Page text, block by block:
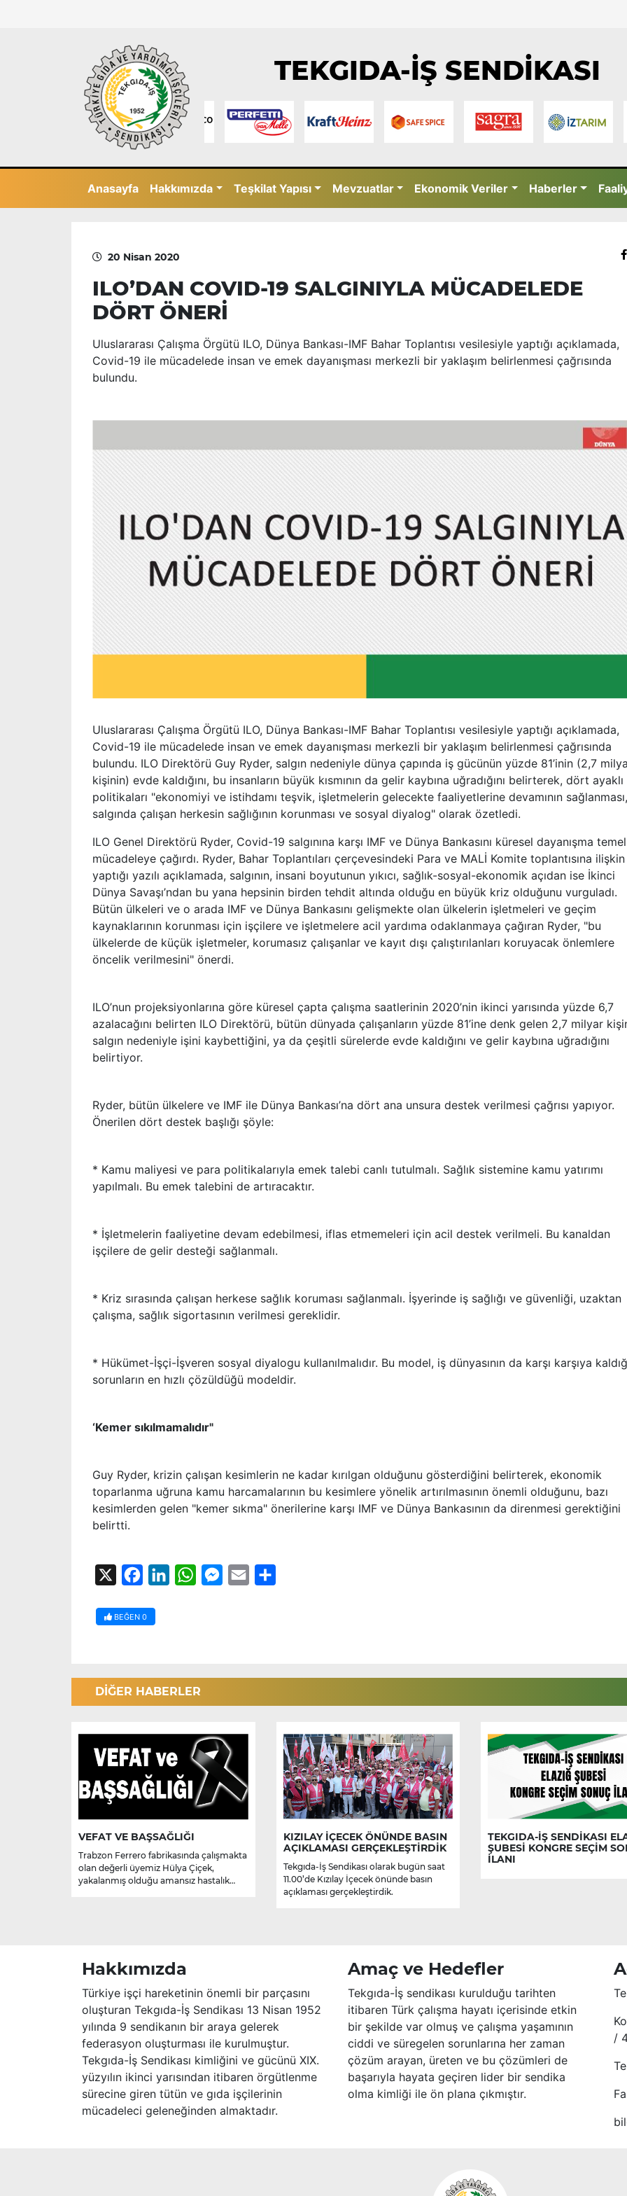
TEKGIDA-İŞ SENDİKASI
Anasayfa Hakkımızda Teşkilat Yapısı Mevzuatlar Ekonomik Veriler Haberler
20 Nisan 2020
ILO’DAN COVID-19 SALGINIYLA MÜCADELEDE
DÖRT ÖNERİ
Uluslararası Çalışma Örgütü ILO, Dünya Bankası-IMF Bahar Toplantısı vesilesiyle yaptığı açıklamada,
Covid-19 ile mücadelede insan ve emek dayanışması merkezli bir yaklaşım belirlenmesi çağrısında
bulundu.
Uluslararası Çalışma Örgütü ILO, Dünya Bankası-IMF Bahar Toplantısı vesilesiyle yaptığı açıklamada,
Covid-19 ile mücadelede insan ve emek dayanışması merkezli bir yaklaşım belirlenmesi çağrısında
bulundu. ILO Direktörü Guy Ryder, salgın nedeniyle dünya çapında iş gücünün yüzde 81’inin (2,7
kişinin) evde kaldığını, bu insanların büyük kısmının da gelir kaybına uğradığını belirterek, dört ayaklı
politikaları "ekonomiyi ve istihdamı teşvik, işletmelerin gelecekte faaliyetlerine devamının sağlanması,
salgında çalışan herkesin sağlığının korunması ve sosyal diyalog" olarak özetledi.
ILO Genel Direktörü Ryder, Covid-19 salgınına karşı IMF ve Dünya Bankasını küresel dayanışma
mücadeleye çağırdı. Ryder, Bahar Toplantıları çerçevesindeki Para ve MALİ Komite toplantısına ilişkin
yaptığı yazılı açıklamada, salgının, insani boyutunun yıkıcı, sağlık-sosyal-ekonomik açıdan ise İkinci
Dünya Savaşı’ndan bu yana hepsinin birden tehdit altında olduğu en büyük kriz olduğunu vurguladı.
Bütün ülkeleri ve o arada IMF ve Dünya Bankasını gelişmekte olan ülkelerin işletmeleri ve geçim
kaynaklarının korunması için işçilere ve işletmelere acil yardıma odaklanmaya çağıran Ryder, "bu
ülkelerde de küçük işletmeler, korumasız çalışanlar ve kayıt dışı çalıştırılanları koruyacak önlemlere
öncelik verilmesini" önerdi.
ILO’nun projeksiyonlarına göre küresel çapta çalışma saatlerinin 2020’nin ikinci yarısında yüzde 6,7
azalacağını belirten ILO Direktörü, bütün dünyada çalışanların yüzde 81’ine denk gelen 2,7 milyar
salgın nedeniyle işini kaybettiğini, ya da çeşitli sürelerde evde kaldığını ve gelir kaybına uğradığını
belirtiyor.
Ryder, bütün ülkelere ve IMF ile Dünya Bankası’na dört ana unsura destek verilmesi çağrısı yapıyor.
Önerilen dört destek başlığı şöyle:
* Kamu maliyesi ve para politikalarıyla emek talebi canlı tutulmalı. Sağlık sistemine kamu yatırımı
yapılmalı. Bu emek talebini de artıracaktır.
* İşletmelerin faaliyetine devam edebilmesi, iflas etmemeleri için acil destek verilmeli. Bu kanaldan
işçilere de gelir desteği sağlanmalı.
* Kriz sırasında çalışan herkese sağlık koruması sağlanmalı. İşyerinde iş sağlığı ve güvenliği, uzaktan
çalışma, sağlık sigortasının verilmesi gereklidir.
* Hükümet-İşçi-İşveren sosyal diyalogu kullanılmalıdır. Bu model, iş dünyasının da karşı karşıya
sorunların en hızlı çözüldüğü modeldir.
‘Kemer sıkılmamalıdır"
Guy Ryder, krizin çalışan kesimlerin ne kadar kırılgan olduğunu gösterdiğini belirterek, ekonomik
toparlanma uğruna kamu harcamalarının bu kesimlere yönelik artırılmasının önemli olduğunu, bazı
kesimlerden gelen "kemer sıkma" önerilerine karşı IMF ve Dünya Bankasının da direnmesi gerektiğini
belirtti.
FacebookLinkedInWhatsAppMessenger
Email
BEĞEN 0
DİĞER HABERLER
VEFAT VE BAŞSAĞLIĞI
Trabzon Ferrero fabrikasında çalışmakta
olan değerli üyemiz Hülya Çiçek,
yakalanmış olduğu amansız hastalık
KIZILAY İÇECEK ÖNÜNDE BASIN
AÇIKLAMASI GERÇEKLEŞTİRDİK
Tekgıda-İş Sendikası olarak bugün saat
11.00’de Kızılay İçecek önünde basın
açıklaması gerçekleştirdik.
TEKGIDA-İŞ SENDİKASI
ŞUBESİ KONGRE SEÇİM
İLANI
Hakkımızda
Türkiye işçi hareketinin önemli bir parçasını
oluşturan Tekgıda-İş Sendikası 13 Nisan 1952
yılında 9 sendikanın bir araya gelerek
federasyon oluşturması ile kurulmuştur.
Tekgıda-İş Sendikası kimliğini ve gücünü XIX.
yüzyılın ikinci yarısından itibaren örgütlenme
sürecine giren tütün ve gıda işçilerinin
mücadeleci geleneğinden almaktadır.
Amaç ve Hedefler
Tekgıda-İş sendikası kurulduğu tarihten
itibaren Türk çalışma hayatı içerisinde etkin
bir şekilde var olmuş ve çalışma yaşamının
ciddi ve süregelen sorunlarına her zaman
çözüm arayan, üreten ve bu çözümleri de
başarıyla hayata geçiren lider bir sendika
olma kimliği ile ön plana çıkmıştır.
/